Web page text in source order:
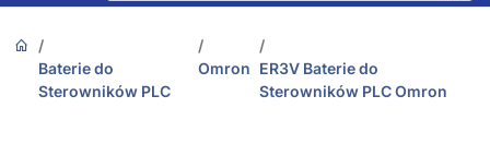
Baterie do
Sterowników PLC
Omron ER3V Baterie do
Sterowników PLC Omron